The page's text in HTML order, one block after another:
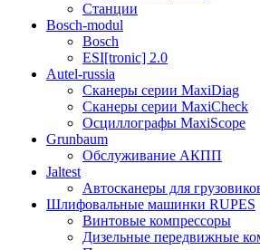
Станции
Bosch-modul
Bosch
ESI[tronic] 2.0
Autel-russia
Сканеры серии MaxiDiag
Сканеры серии MaxiCheck
Осциллографы MaxiScope
Grunbaum
Обслуживание АКПП
Jaltest
Автосканеры для
Шлифовальные машинки RUPES
Винтовые компрессоры
Дизельные передвижные